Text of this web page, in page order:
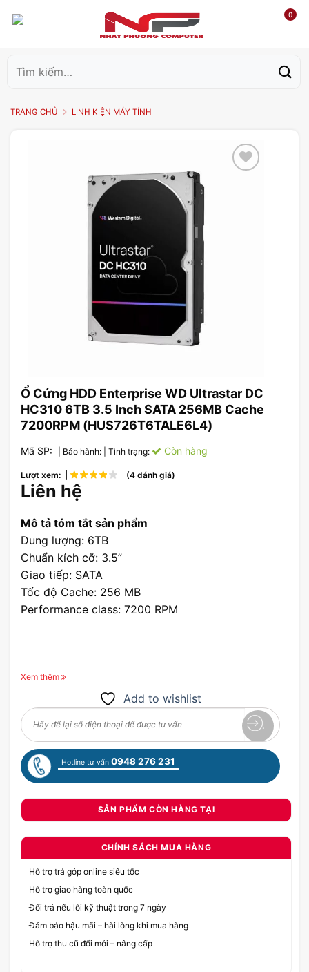
0
kiếm:
TRANG CHỦ LINH KIỆN MÁY TÍNH
Ổ Cứng HDD Enterprise WD Ultrastar DC
HC310 6TB 3.5 Inch SATA 256MB Cache
7200RPM (HUS726T6TALE6L4)
Mã SP: | Bảo hành: | Tình trạng: Còn hàng
Lượt xem: | (4 đánh giá)
Liên hệ
Mô tả tóm tắt sản phẩm
Dung lượng: 6TB
Chuẩn kích cỡ: 3.5”
Giao tiếp: SATA
Tốc độ Cache: 256 MB
Performance class: 7200 RPM
Xem thêm
Add to wishlist
Hotline tư vấn 0948 276 231
SẢN PHẨM CÒN HÀNG TẠI
CHÍNH SÁCH MUA HÀNG
Hỗ trợ trả góp online siêu tốc
Hỗ trợ giao hàng toàn quốc
Đổi trả nếu lỗi kỹ thuật trong 7 ngày
Đảm bảo hậu mãi – hài lòng khi mua hàng
Hỗ trợ thu cũ đổi mới – nâng cấp